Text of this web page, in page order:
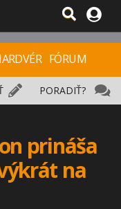
FÓRUM
PORADIŤ?
prináša
na